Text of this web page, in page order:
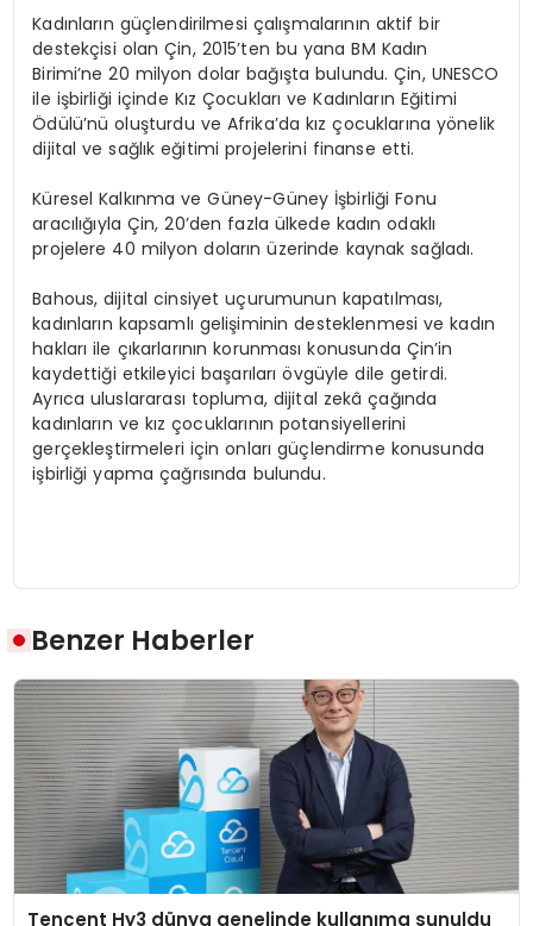
Kadınların güçlendirilmesi çalışmalarının aktif bir
destekçisi olan Çin, 2015’ten bu yana BM Kadın
Birimi’ne 20 milyon dolar bağışta bulundu. Çin, UNESCO
ile işbirliği içinde Kız Çocukları ve Kadınların Eğitimi
Ödülü’nü oluşturdu ve Afrika’da kız çocuklarına yönelik
dijital ve sağlık eğitimi projelerini finanse etti.
Küresel Kalkınma ve Güney-Güney İşbirliği Fonu
aracılığıyla Çin, 20’den fazla ülkede kadın odaklı
projelere 40 milyon doların üzerinde kaynak sağladı.
Bahous, dijital cinsiyet uçurumunun kapatılması,
kadınların kapsamlı gelişiminin desteklenmesi ve kadın
hakları ile çıkarlarının korunması konusunda Çin’in
kaydettiği etkileyici başarıları övgüyle dile getirdi.
Ayrıca uluslararası topluma, dijital zekâ çağında
kadınların ve kız çocuklarının potansiyellerini
gerçekleştirmeleri için onları güçlendirme konusunda
işbirliği yapma çağrısında bulundu.
Benzer Haberler
Tencent Hy3 dünya genelinde kullanıma sunuldu